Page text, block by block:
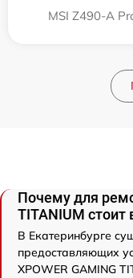
MSI Z490-A
Почему для
TITANIUM стоит
В Екатеринбурге
предоставляющих
XPOWER GAMING